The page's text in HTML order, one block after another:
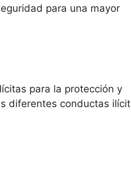
para una mayor
para la protección y
diferentes conductas